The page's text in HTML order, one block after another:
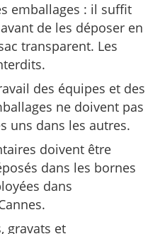
emballages : il suffit
de les déposer en
transparent. Les
des équipes et des
ne doivent pas
uns dans les autres.
doivent être
dans les bornes
dans
gravats et